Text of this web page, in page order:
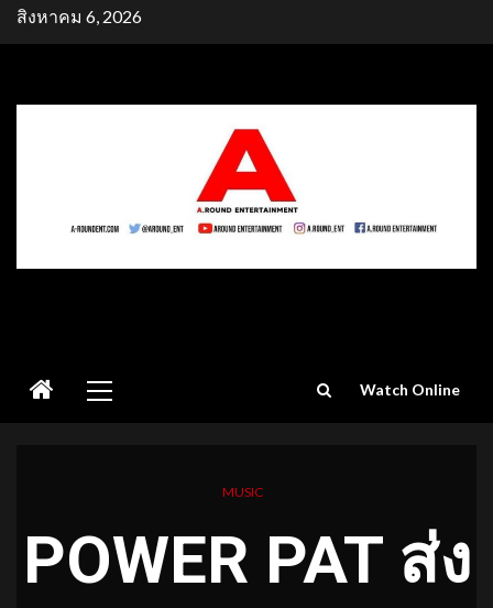
Skipสิงหาคม 6, 2026
Menu
Watch Online
MUSIC
POWER PAT ส่ง